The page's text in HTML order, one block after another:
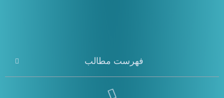
فهرست مطالب